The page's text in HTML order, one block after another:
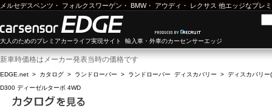
メルセデスベンツ ・ フォルクスワーゲン ・ BMW・ アウディ ・ レクサス 他エッジなプレ
大人のためのプレミアカーライフ実現サイト 輸入車・外車のカーセンサーエッジ
新車時価格はメーカー発表当時の価格です
EDGE.net > カタログ > ランドローバー > ランドローバー ディスカバリー > ディスカバリ
D300 ディーゼルターボ 4WD